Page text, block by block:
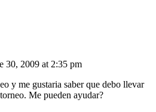
30, 2009 at 2:35 pm
y me gustaria saber que debo llevar
Me pueden ayudar?